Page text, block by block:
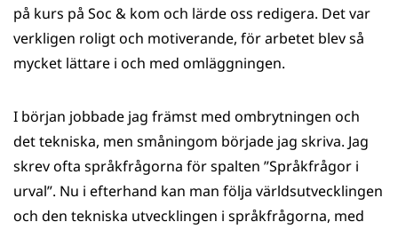
på kurs på Soc & kom och lärde oss redigera. Det var
verkligen roligt och motiverande, för arbetet blev så
mycket lättare i och med omläggningen.
I början jobbade jag främst med ombrytningen och
det tekniska, men småningom började jag skriva. Jag
skrev ofta språkfrågorna för spalten ”Språkfrågor i
urval”. Nu i efterhand kan man följa världsutvecklingen
och den tekniska utvecklingen i språkfrågorna, med